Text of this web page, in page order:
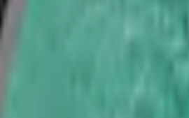
Göteborgs Rapé